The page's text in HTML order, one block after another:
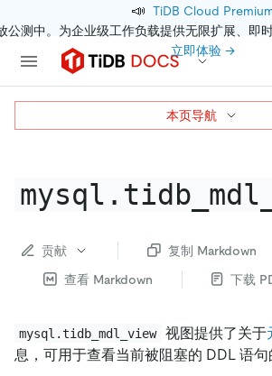
📣 TiDB Cloud
公测中。为企业级工作负载提供无限扩展、即
立即体验 →
贡献
复制 Markdown
查看 Markdown
下载
mysql.tidb_mdl_view 视图提供了关于
息，可用于查看当前被阻塞的 DDL 语句
本页导航